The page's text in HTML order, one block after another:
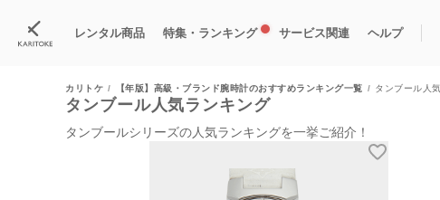
レンタル商品
ブランド一覧 すべての商品 新入荷商品 新規限定
特集・ランキング
特集 ランキング
サービス関連
料金プラン 獲得でき
ヘルプ
ご利用方法
カリトケ 【年版】高級・ブランド腕時計のおすすめランキング一覧 タンブール人
タンブール人気ランキング
タンブールシリーズの人気ランキングを一挙ご紹介！